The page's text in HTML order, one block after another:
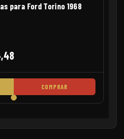
para Ford Torino 1968
COMPRAR